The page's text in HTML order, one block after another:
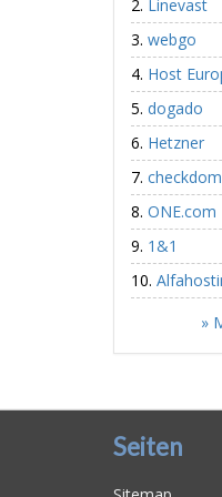
Linevast
webgo
Host
dogado
Hetzner
ONE.com
1&1
»
Seiten